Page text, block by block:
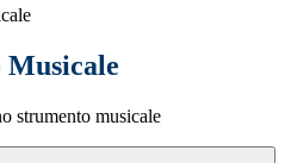
Musicale
strumento musicale